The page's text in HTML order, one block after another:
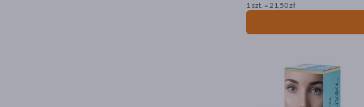
1 szt. = 21,50 zł